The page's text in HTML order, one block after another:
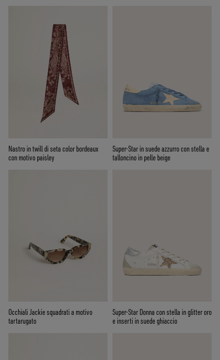
Nastro in twill di seta color bordeaux
con motivo paisley
Super-Star in suede azzurro con stella e
talloncino in pelle beige
Occhiali Jackie squadrati a motivo
tartarugato
Super-Star Donna con stella in glitter oro
e inserti in suede ghiaccio